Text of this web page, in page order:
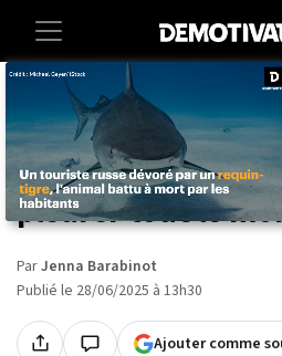
Entertainment
Voici le film le
les temps selon
pleurer tout le
ParJenna Barabinot
Publié le 28/06/2025 à 13h30
Ajouter comme